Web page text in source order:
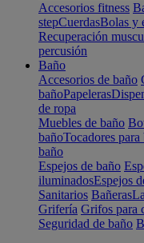
Accesorios fitness
stepCuerdasBolas y
Recuperación
percusión
Baño
Accesorios de baño
bañoPapeleras
de ropa
Muebles de baño
bañoTocadores para
baño
Espejos de baño
iluminadosEspejos
Sanitarios Bañeras
Grifería Grifos para
Seguridad de baño